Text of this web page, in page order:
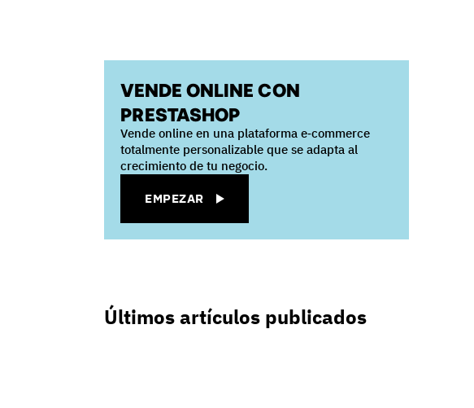
VENDE ONLINE CON
PRESTASHOP
Vende online en una plataforma e‑commerce
totalmente personalizable que se adapta al
crecimiento de tu negocio.
EMPEZAR
Últimos artículos publicados